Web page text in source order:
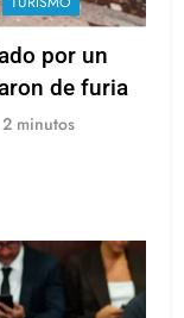
por un
de furia
2 minutos